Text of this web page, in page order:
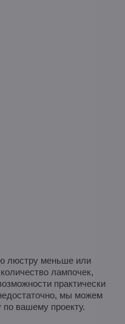
люстру меньше или
лампочек,
практически
мы можем
по вашему проекту.